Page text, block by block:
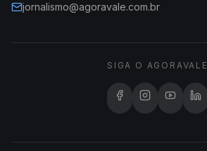
jornalismo@agoravale.com.br
SIGA O AGORAVALE